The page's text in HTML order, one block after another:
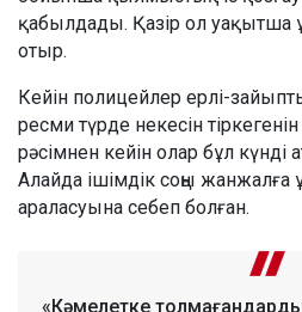
қабылдады. Қазір ол уақытша
отыр.
Кейін полицейлер ерлі-
ресми түрде некесін
рәсімнен кейін олар бұл күнді
Алайда ішімдік соңы жанжалға
араласуына себеп болған.
«Кәмелетке